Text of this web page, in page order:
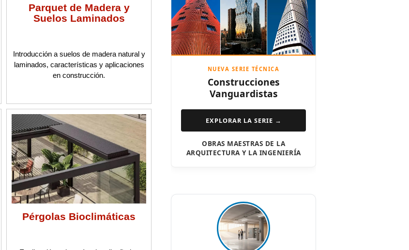
Parquet de Madera y
Suelos Laminados
Introducción a suelos de madera natural y
laminados, características y aplicaciones
en construcción.
Pérgolas Bioclimáticas
NUEVA SERIE TÉCNICA
Construcciones
Vanguardistas
EXPLORAR LA SERIE →
OBRAS MAESTRAS DE LA
ARQUITECTURA Y LA INGENIERÍA